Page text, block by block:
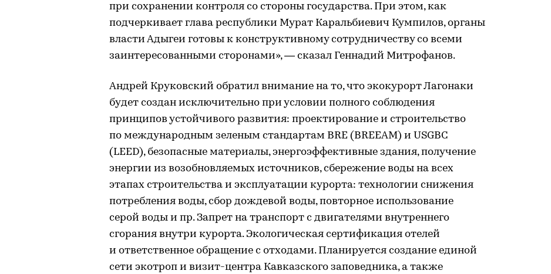
при сохранении контроля со стороны государства. При этом, как
подчеркивает глава республики Мурат Каральбиевич Кумпилов, органы
власти Адыгеи готовы к конструктивному сотрудничеству со всеми
заинтересованными сторонами», — сказал Геннадий Митрофанов.
Андрей Круковский обратил внимание на то, что экокурорт Лагонаки
будет создан исключительно при условии полного соблюдения
принципов устойчивого развития: проектирование и строительство
по международным зеленым стандартам BRE (BREEAM) и USGBC
(LEED), безопасные материалы, энергоэффективные здания, получение
энергии из возобновляемых источников, сбережение воды на всех
этапах строительства и эксплуатации курорта: технологии снижения
потребления воды, сбор дождевой воды, повторное использование
серой воды и пр. Запрет на транспорт с двигателями внутреннего
сгорания внутри курорта. Экологическая сертификация отелей
и ответственное обращение с отходами. Планируется создание единой
сети экотроп и визит-центра Кавказского заповедника, а также